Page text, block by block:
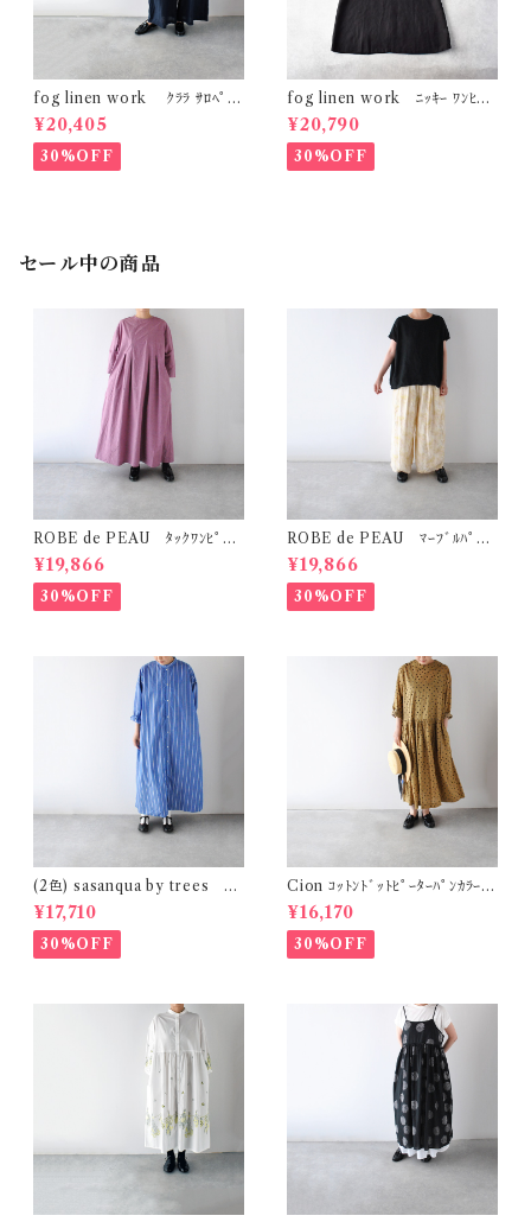
fog linen work ｸﾗﾗ ｻﾛﾍﾟｯﾄ
( ﾆｭｲ(ﾈｲﾋﾞｰ系)) LWC034
¥20,405
30%OFF
fog linen work ﾆｯｷｰ ﾜﾝﾋﾟｰ
ｽ (ﾌﾞﾗｯｸ) LWC014
¥20,790
30%OFF
セール中の商品
ROBE de PEAU ﾀｯｸﾜﾝﾋﾟｰｽ
(ﾌﾟﾗﾑ) R342
¥19,866
30%OFF
ROBE de PEAU ﾏｰﾌﾞﾙﾊﾟﾀｰ
ﾝ ﾜｲﾄﾞﾊﾟﾝﾂ (ｽｷﾝﾏｰﾌﾞﾙ(ｲｴﾛｰ系)
) R303
¥19,866
30%OFF
(2色) sasanqua by trees ｶｹ
ｱｲﾜﾝﾋﾟｰｽ AN-318
¥17,710
30%OFF
Cion ｺｯﾄﾝﾄﾞｯﾄﾋﾟｰﾀｰﾊﾟﾝｶﾗｰﾜﾝ
ﾋﾟｰｽ (ｵﾘｰﾌﾞﾌﾞﾗｳﾝ) 19-2525
9
¥16,170
30%OFF